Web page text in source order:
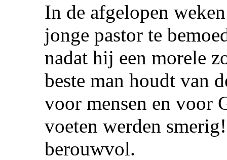
In de afgelopen
jonge pastor te
nadat hij een morele
beste man houdt van
voor mensen en voor
voeten werden
berouwvol.